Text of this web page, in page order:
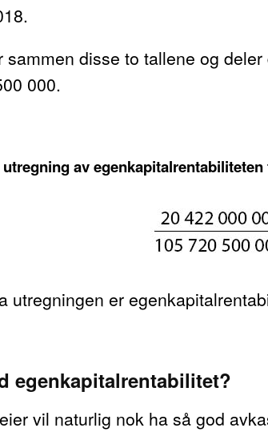
sammen disse to tallene og
000.
av
utregningen er
egenkapitalrentabilitet?
vil naturlig nok ha så god